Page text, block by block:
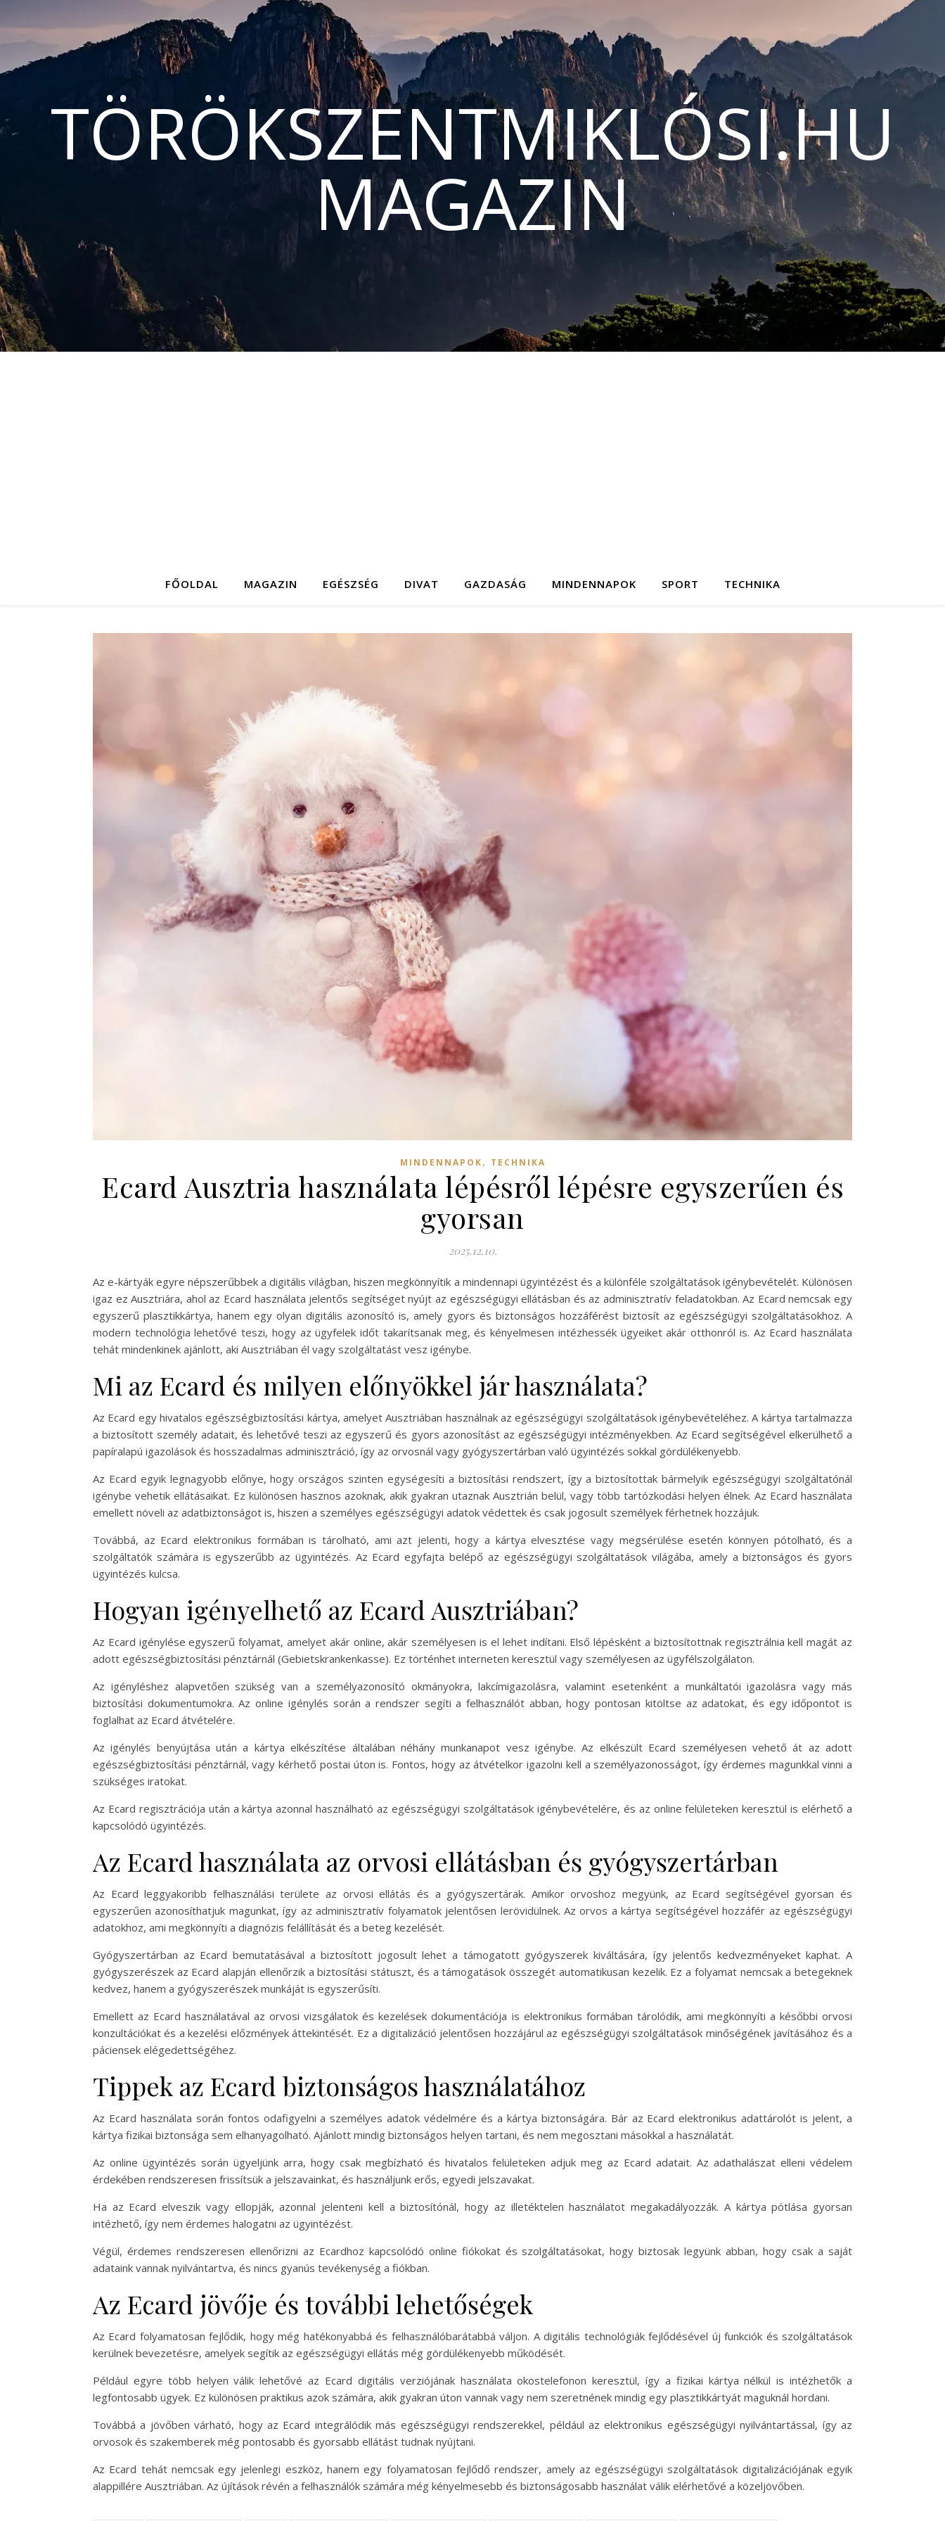
TÖRÖKSZENTMIKLÓSI.HU
MAGAZIN
FŐOLDAL MAGAZIN EGÉSZSÉG DIVAT GAZDASÁG MINDENNAPOK SPORT TECHNIKA
MINDENNAPOK, TECHNIKA
Ecard Ausztria használata lépésről lépésre egyszerűen és
gyorsan
2025.12.10.
Az e-kártyák egyre népszerűbbek a digitális világban, hiszen megkönnyítik a mindennapi ügyintézést és a különféle szolgáltatások igénybevételét. Különösen
igaz ez Ausztriára, ahol az Ecard használata jelentős segítséget nyújt az egészségügyi ellátásban és az adminisztratív feladatokban. Az Ecard nemcsak egy
egyszerű plasztikkártya, hanem egy olyan digitális azonosító is, amely gyors és biztonságos hozzáférést biztosít az egészségügyi szolgáltatásokhoz. A
modern technológia lehetővé teszi, hogy az ügyfelek időt takarítsanak meg, és kényelmesen intézhessék ügyeiket akár otthonról is. Az Ecard használata
tehát mindenkinek ajánlott, aki Ausztriában él vagy szolgáltatást vesz igénybe.
Mi az Ecard és milyen előnyökkel jár használata?
Az Ecard egy hivatalos egészségbiztosítási kártya, amelyet Ausztriában használnak az egészségügyi szolgáltatások igénybevételéhez. A kártya tartalmazza
a biztosított személy adatait, és lehetővé teszi az egyszerű és gyors azonosítást az egészségügyi intézményekben. Az Ecard segítségével elkerülhető a
papíralapú igazolások és hosszadalmas adminisztráció, így az orvosnál vagy gyógyszertárban való ügyintézés sokkal gördülékenyebb.
Az Ecard egyik legnagyobb előnye, hogy országos szinten egységesíti a biztosítási rendszert, így a biztosítottak bármelyik egészségügyi szolgáltatónál
igénybe vehetik ellátásaikat. Ez különösen hasznos azoknak, akik gyakran utaznak Ausztrián belül, vagy több tartózkodási helyen élnek. Az Ecard használata
emellett növeli az adatbiztonságot is, hiszen a személyes egészségügyi adatok védettek és csak jogosult személyek férhetnek hozzájuk.
Továbbá, az Ecard elektronikus formában is tárolható, ami azt jelenti, hogy a kártya elvesztése vagy megsérülése esetén könnyen pótolható, és a
szolgáltatók számára is egyszerűbb az ügyintézés. Az Ecard egyfajta belépő az egészségügyi szolgáltatások világába, amely a biztonságos és gyors
ügyintézés kulcsa.
Hogyan igényelhető az Ecard Ausztriában?
Az Ecard igénylése egyszerű folyamat, amelyet akár online, akár személyesen is el lehet indítani. Első lépésként a biztosítottnak regisztrálnia kell magát az
adott egészségbiztosítási pénztárnál (Gebietskrankenkasse). Ez történhet interneten keresztül vagy személyesen az ügyfélszolgálaton.
Az igényléshez alapvetően szükség van a személyazonosító okmányokra, lakcímigazolásra, valamint esetenként a munkáltatói igazolásra vagy más
biztosítási dokumentumokra. Az online igénylés során a rendszer segíti a felhasználót abban, hogy pontosan kitöltse az adatokat, és egy időpontot is
foglalhat az Ecard átvételére.
Az igénylés benyújtása után a kártya elkészítése általában néhány munkanapot vesz igénybe. Az elkészült Ecard személyesen vehető át az adott
egészségbiztosítási pénztárnál, vagy kérhető postai úton is. Fontos, hogy az átvételkor igazolni kell a személyazonosságot, így érdemes magunkkal vinni a
szükséges iratokat.
Az Ecard regisztrációja után a kártya azonnal használható az egészségügyi szolgáltatások igénybevételére, és az online felületeken keresztül is elérhető a
kapcsolódó ügyintézés.
Az Ecard használata az orvosi ellátásban és gyógyszertárban
Az Ecard leggyakoribb felhasználási területe az orvosi ellátás és a gyógyszertárak. Amikor orvoshoz megyünk, az Ecard segítségével gyorsan és
egyszerűen azonosíthatjuk magunkat, így az adminisztratív folyamatok jelentősen lerövidülnek. Az orvos a kártya segítségével hozzáfér az egészségügyi
adatokhoz, ami megkönnyíti a diagnózis felállítását és a beteg kezelését.
Gyógyszertárban az Ecard bemutatásával a biztosított jogosult lehet a támogatott gyógyszerek kiváltására, így jelentős kedvezményeket kaphat. A
gyógyszerészek az Ecard alapján ellenőrzik a biztosítási státuszt, és a támogatások összegét automatikusan kezelik. Ez a folyamat nemcsak a betegeknek
kedvez, hanem a gyógyszerészek munkáját is egyszerűsíti.
Emellett az Ecard használatával az orvosi vizsgálatok és kezelések dokumentációja is elektronikus formában tárolódik, ami megkönnyíti a későbbi orvosi
konzultációkat és a kezelési előzmények áttekintését. Ez a digitalizáció jelentősen hozzájárul az egészségügyi szolgáltatások minőségének javításához és a
páciensek elégedettségéhez.
Tippek az Ecard biztonságos használatához
Az Ecard használata során fontos odafigyelni a személyes adatok védelmére és a kártya biztonságára. Bár az Ecard elektronikus adattárolót is jelent, a
kártya fizikai biztonsága sem elhanyagolható. Ajánlott mindig biztonságos helyen tartani, és nem megosztani másokkal a használatát.
Az online ügyintézés során ügyeljünk arra, hogy csak megbízható és hivatalos felületeken adjuk meg az Ecard adatait. Az adathalászat elleni védelem
érdekében rendszeresen frissítsük a jelszavainkat, és használjunk erős, egyedi jelszavakat.
Ha az Ecard elveszik vagy ellopják, azonnal jelenteni kell a biztosítónál, hogy az illetéktelen használatot megakadályozzák. A kártya pótlása gyorsan
intézhető, így nem érdemes halogatni az ügyintézést.
Végül, érdemes rendszeresen ellenőrizni az Ecardhoz kapcsolódó online fiókokat és szolgáltatásokat, hogy biztosak legyünk abban, hogy csak a saját
adataink vannak nyilvántartva, és nincs gyanús tevékenység a fiókban.
Az Ecard jövője és további lehetőségek
Az Ecard folyamatosan fejlődik, hogy még hatékonyabbá és felhasználóbarátabbá váljon. A digitális technológiák fejlődésével új funkciók és szolgáltatások
kerülnek bevezetésre, amelyek segítik az egészségügyi ellátás még gördülékenyebb működését.
Például egyre több helyen válik lehetővé az Ecard digitális verziójának használata okostelefonon keresztül, így a fizikai kártya nélkül is intézhetők a
legfontosabb ügyek. Ez különösen praktikus azok számára, akik gyakran úton vannak vagy nem szeretnének mindig egy plasztikkártyát maguknál hordani.
Továbbá a jövőben várható, hogy az Ecard integrálódik más egészségügyi rendszerekkel, például az elektronikus egészségügyi nyilvántartással, így az
orvosok és szakemberek még pontosabb és gyorsabb ellátást tudnak nyújtani.
Az Ecard tehát nemcsak egy jelenlegi eszköz, hanem egy folyamatosan fejlődő rendszer, amely az egészségügyi szolgáltatások digitalizációjának egyik
alappillére Ausztriában. Az újítások révén a felhasználók számára még kényelmesebb és biztonságosabb használat válik elérhetővé a közeljövőben.